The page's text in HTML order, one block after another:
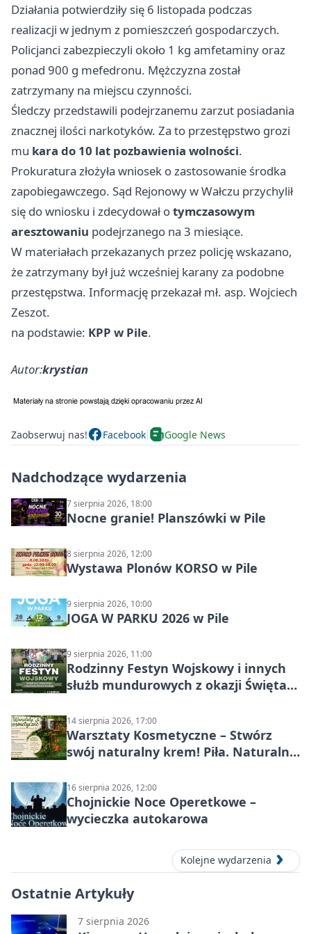
Działania potwierdziły się 6 listopada podczas
realizacji w jednym z pomieszczeń gospodarczych.
Policjanci zabezpieczyli około 1 kg amfetaminy oraz
ponad 900 g mefedronu. Mężczyzna został
zatrzymany na miejscu czynności.
Śledczy przedstawili podejrzanemu zarzut posiadania
znacznej ilości narkotyków. Za to przestępstwo grozi
mu kara do 10 lat pozbawienia wolności.
Prokuratura złożyła wniosek o zastosowanie środka
zapobiegawczego. Sąd Rejonowy w Wałczu przychylił
się do wniosku i zdecydował otymczasowym
aresztowaniu podejrzanego na 3 miesiące.
W materiałach przekazanych przez policję wskazano,
że zatrzymany był już wcześniej karany za podobne
przestępstwa. Informację przekazał mł. asp. Wojciech
Zeszot.
na podstawie: KPP w Pile.
Autor:krystian
Zaobserwuj nas! Facebook Google News
Nadchodzące wydarzenia
7 sierpnia 2026, 18:00
Nocne granie! Planszówki w Pile
8 sierpnia 2026, 12:00
Wystawa Plonów KORSO w Pile
9 sierpnia 2026, 10:00
JOGA W PARKU 2026 w Pile
9 sierpnia 2026, 11:00
Rodzinny Festyn Wojskowy i innych
służb mundurowych z okazji Święta
14 sierpnia 2026, 17:00
Warsztaty Kosmetyczne – Stwórz
swój naturalny krem! Piła. Naturalna
16 sierpnia 2026, 12:00
Chojnickie Noce Operetkowe –
wycieczka autokarowa
Kolejne wydarzenia
Ostatnie Artykuły
7 sierpnia 2026